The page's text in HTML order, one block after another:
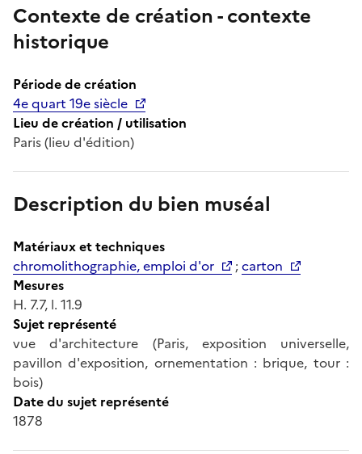
Contexte de création - contexte
historique
Période de création
4e quart 19e siècle
Lieu de création / utilisation
Paris (lieu d'édition)
Description du bien muséal
Matériaux et techniques
chromolithographie, emploi d'or
;carton
Mesures
H. 7.7, l. 11.9
Sujet représenté
vue d'architecture (Paris, exposition universelle,
pavillon d'exposition, ornementation : brique, tour :
bois)
Date du sujet représenté
1878